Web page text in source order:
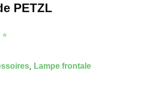
PETZL
★
, Lampe frontale